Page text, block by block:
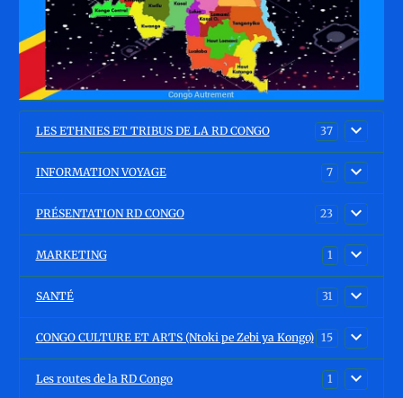
LES ETHNIES ET TRIBUS DE LA RD CONGO 37
INFORMATION VOYAGE 7
PRÉSENTATION RD CONGO 23
MARKETING 1
SANTÉ 31
CONGO CULTURE ET ARTS (Ntoki pe Zebi ya Kongo) 15
Les routes de la RD Congo 1